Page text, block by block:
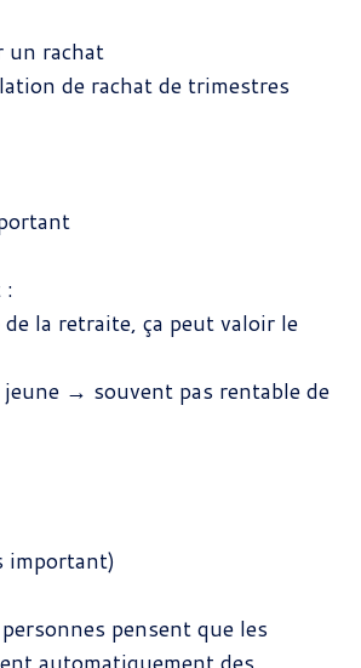
un rachat
de rachat de trimestres
:
la retraite, ça peut valoir le
jeune → souvent pas rentable de
pensent que les
automatiquement des